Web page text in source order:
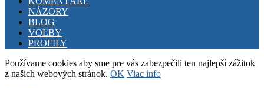
NÁZORY
BLOG
VOĽBY
PROFILY
Používame cookies aby sme pre vás zabezpečili ten najlepší zážitok
z našich webových stránok. OK Viac info